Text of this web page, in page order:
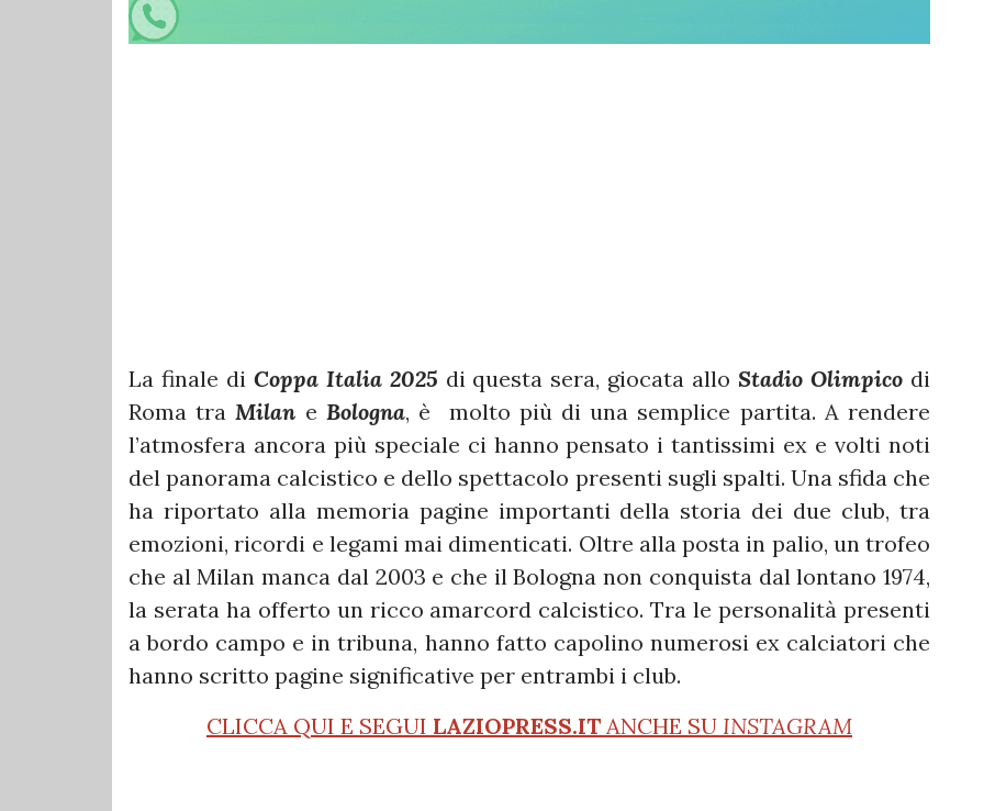
La finale di Coppa Italia 2025 di questa sera, giocata allo Stadio Olimpico di
Roma tra Milan e Bologna, è molto più di una semplice partita. A rendere
l’atmosfera ancora più speciale ci hanno pensato i tantissimi ex e volti noti
del panorama calcistico e dello spettacolo presenti sugli spalti. Una sfida che
ha riportato alla memoria pagine importanti della storia dei due club, tra
emozioni, ricordi e legami mai dimenticati. Oltre alla posta in palio, un trofeo
che al Milan manca dal 2003 e che il Bologna non conquista dal lontano 1974,
la serata ha offerto un ricco amarcord calcistico. Tra le personalità presenti
a bordo campo e in tribuna, hanno fatto capolino numerosi ex calciatori che
hanno scritto pagine significative per entrambi i club.
CLICCA QUI E SEGUI LAZIOPRESS.IT ANCHE SU INSTAGRAM